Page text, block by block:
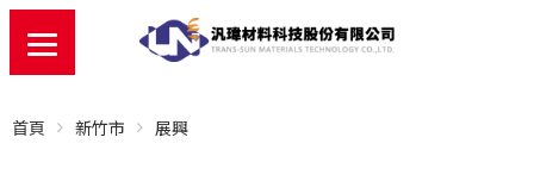
首頁 新竹市 展興